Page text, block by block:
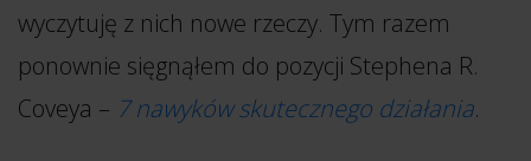
wyczytuję z nich nowe rzeczy. Tym razem
ponownie sięgnąłem do pozycji Stephena R.
Coveya – 7 nawyków skutecznego działania.